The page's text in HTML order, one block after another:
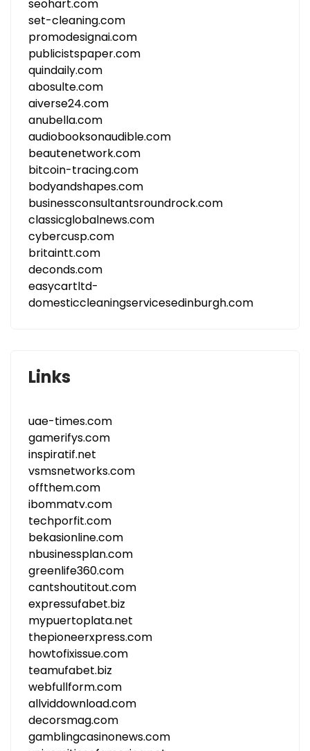
seohart.com
set-cleaning.com
promodesignai.com
publicistspaper.com
quindaily.com
abosulte.com
aiverse24.com
anubella.com
audiobooksonaudible.com
beautenetwork.com
bitcoin-tracing.com
bodyandshapes.com
businessconsultantsroundrock.com
classicglobalnews.com
cybercusp.com
britaintt.com
deconds.com
easycartltd-
domesticcleaningservicesedinburgh.com
Links
uae-times.com
gamerifys.com
inspiratif.net
vsmsnetworks.com
offthem.com
ibommatv.com
techporfit.com
bekasionline.com
nbusinessplan.com
greenlife360.com
cantshoutitout.com
expressufabet.biz
mypuertoplata.net
thepioneerxpress.com
howtofixissue.com
teamufabet.biz
webfullform.com
allviddownload.com
decorsmag.com
gamblingcasinonews.com